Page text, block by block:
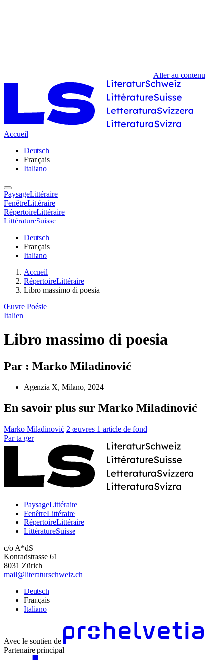
Aller au contenu
Accueil
Deutsch
Français
Italiano
PaysageLittéraire
FenêtreLittéraire
RépertoireLittéraire
LittératureSuisse
Deutsch
Français
Italiano
Accueil
RépertoireLittéraire
Libro massimo di poesia
Œuvre Poésie
Italien
Libro massimo di poesia
Par : Marko Miladinović
Agenzia X, Milano, 2024
En savoir plus sur Marko Miladinović
Marko Miladinović 2 œuvres 1 article de fond
Par ta ger
PaysageLittéraire
FenêtreLittéraire
RépertoireLittéraire
LittératureSuisse
c/o A*dS
Konradstrasse 61
8031 Zürich
mail@literaturschweiz.ch
Deutsch
Français
Italiano
Avec le soutien de
Partenaire principal